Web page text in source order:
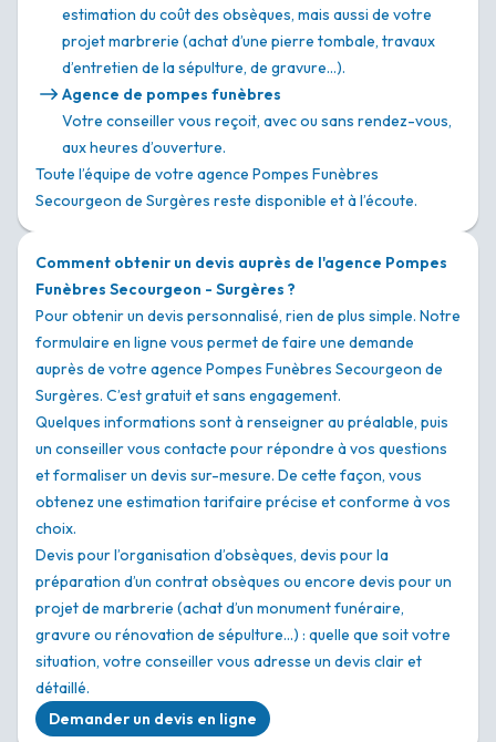
estimation du coût des obsèques, mais aussi de votre
projet marbrerie (achat d’une pierre tombale, travaux
d’entretien de la sépulture, de gravure…).
Agence de pompes funèbres
Votre conseiller vous reçoit, avec ou sans rendez-vous,
aux heures d’ouverture.
Toute l’équipe de votre agence Pompes Funèbres
Secourgeon de Surgères reste disponible et à l’écoute.
Comment obtenir un devis auprès de l'agence Pompes
Funèbres Secourgeon - Surgères ?
Pour obtenir un devis personnalisé, rien de plus simple. Notre
formulaire en ligne vous permet de faire une demande
auprès de votre agence Pompes Funèbres Secourgeon de
Surgères. C’est gratuit et sans engagement.
Quelques informations sont à renseigner au préalable, puis
un conseiller vous contacte pour répondre à vos questions
et formaliser un devis sur-mesure. De cette façon, vous
obtenez une estimation tarifaire précise et conforme à vos
choix.
Devis pour l’organisation d’obsèques, devis pour la
préparation d’un contrat obsèques ou encore devis pour un
projet de marbrerie (achat d’un monument funéraire,
gravure ou rénovation de sépulture…) : quelle que soit votre
situation, votre conseiller vous adresse un devis clair et
détaillé.
Demander un devis en ligne